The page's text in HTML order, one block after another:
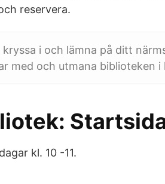
reservera.
i och lämna på ditt
med och utmana biblioteken i
kl. 10 -11.